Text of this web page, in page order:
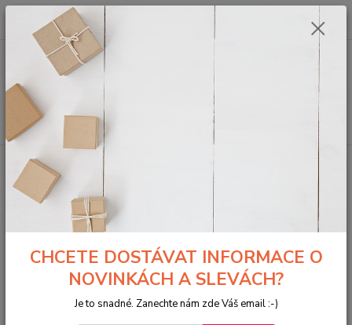
Menu
Hledat
0,00 Kč
Úvod
HUGHES SELWYN
Upřesnit parametry
Nejlevnější Nejdražší
CHCETE DOSTÁVAT INFORMACE O
NOVINKÁCH A SLEVÁCH?
Je to snadné. Zanechte nám zde Váš email :-)